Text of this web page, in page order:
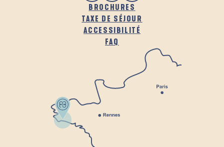
BROCHURES
TAXE DE SÉJOUR
ACCESSIBILITÉ
FAQ